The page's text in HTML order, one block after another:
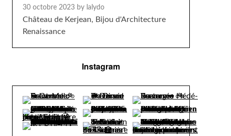
30 octobre 2023 by lalydo
Château de Kerjean, Bijou d'Architecture
Renaissance
Instagram